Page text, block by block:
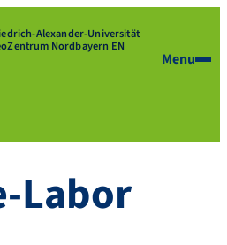
Alexander-Universität
Nordbayern EN
Menu
Labor